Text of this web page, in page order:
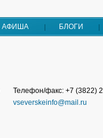
АФИША БЛОГИ
Телефон/факс: +7 (3822)
vseverskeinfo@mail.ru